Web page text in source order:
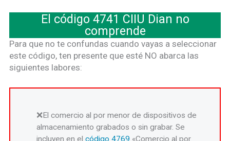
El código 4741 CIIU Dian no
comprende
Para que no te confundas cuando vayas a seleccionar
este código, ten presente que esté NO abarca las
siguientes labores:
El comercio al por menor de dispositivos de
almacenamiento grabados o sin grabar. Se
incluyen en elcódigo 4769 «Comercio al por